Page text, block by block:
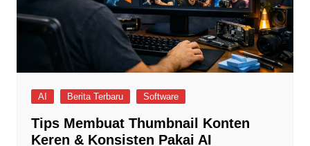
AI Berita Terbaru Software
Tips Membuat Thumbnail Konten
Keren & Konsisten Pakai AI